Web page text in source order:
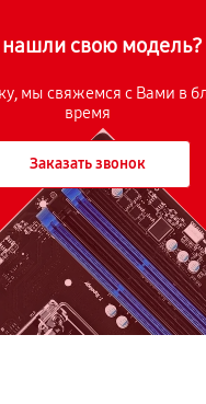
свою модель?
мы свяжемся с Вами в
время
Заказать звонок